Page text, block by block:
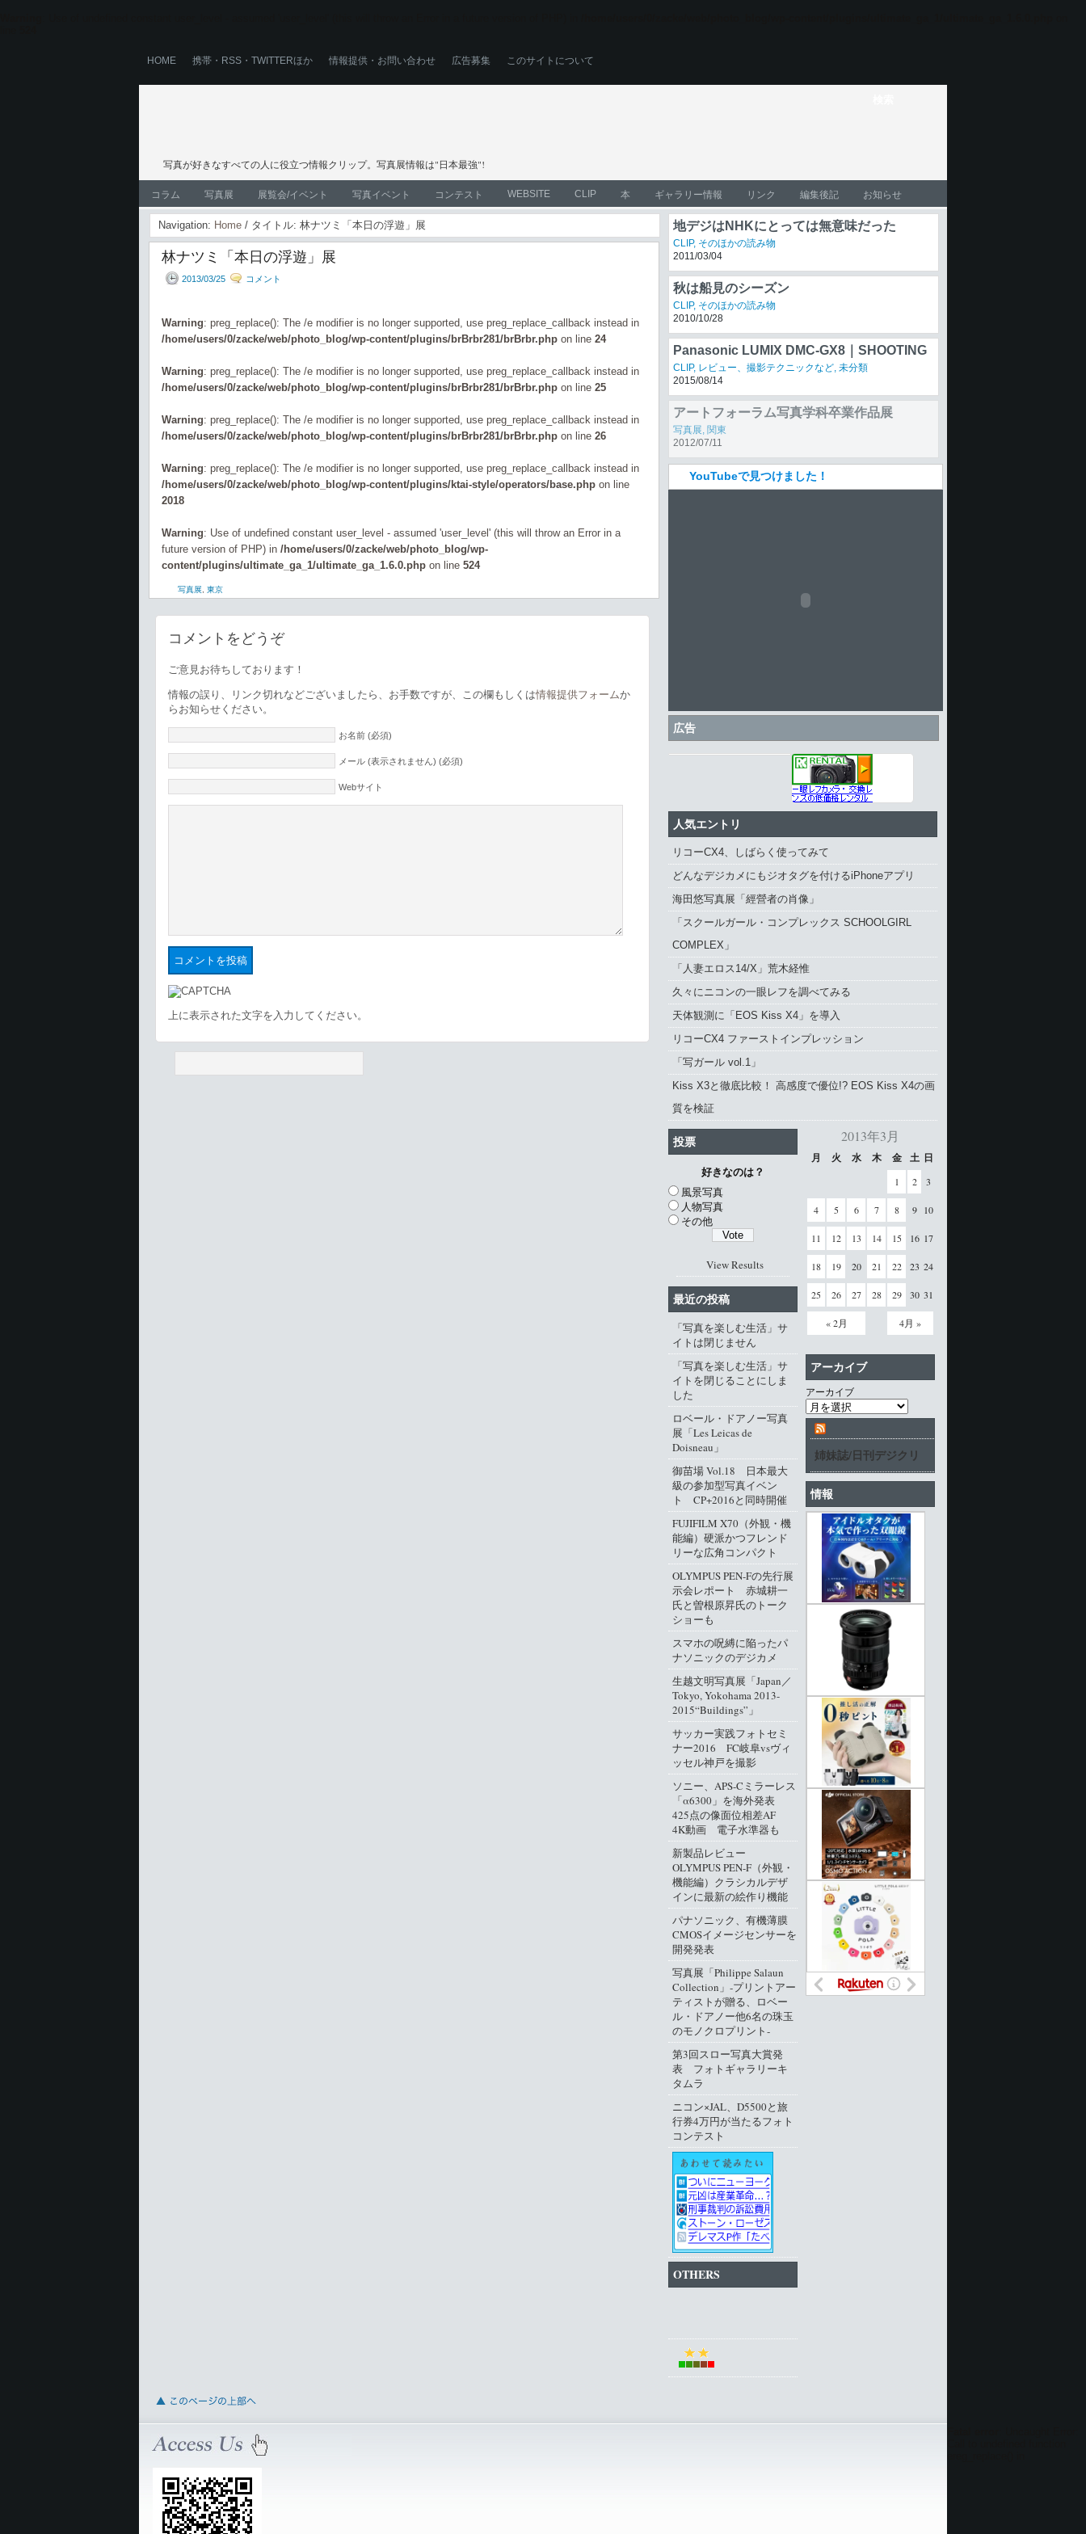
HOME 携帯・RSS・TWITTERほか 情報提供・お問い合わせ 広告募集 このサイトについて
写真が好きなすべての人に役立つ情報クリップ。写真展情報は"日本最強"!
コラム 写真展 展覧会/イベント 写真イベント コンテスト WEBSITE CLIP 本 ギャラリー情報 リンク 編集後記 お知らせ
Navigation: Home / タイトル: 林ナツミ「本日の浮遊」展
林ナツミ「本日の浮遊」展
2013/03/25 コメント
Warning: preg_replace(): The /e modifier is no longer supported, use preg_replace_callback instead in
/home/users/0/zacke/web/photo_blog/wp-content/plugins/brBrbr281/brBrbr.php on line 24
Warning: preg_replace(): The /e modifier is no longer supported, use preg_replace_callback instead in
/home/users/0/zacke/web/photo_blog/wp-content/plugins/brBrbr281/brBrbr.php on line 25
Warning: preg_replace(): The /e modifier is no longer supported, use preg_replace_callback instead in
/home/users/0/zacke/web/photo_blog/wp-content/plugins/brBrbr281/brBrbr.php on line 26
Warning: preg_replace(): The /e modifier is no longer supported, use preg_replace_callback instead in
/home/users/0/zacke/web/photo_blog/wp-content/plugins/ktai-style/operators/base.php on line
2018
Warning: Use of undefined constant user_level - assumed 'user_level' (this will throw an Error in a
future version of PHP) in /home/users/0/zacke/web/photo_blog/wp-
content/plugins/ultimate_ga_1/ultimate_ga_1.6.0.php on line 524
写真展 東京
コメントをどうぞ
ご意見お待ちしております！
情報の誤り、リンク切れなどございましたら、お手数ですが、この欄もしくは情報提供フォームか
らお知らせください。
お名前 (必須)
メール (表示されません) (必須)
Webサイト
上に表示された文字を入力してください。
地デジはNHKにとっては無意味だった
CLIP,そのほかの読み物
2011/03/04
秋は船見のシーズン
CLIP,そのほかの読み物
2010/10/28
Panasonic LUMIX DMC-GX8｜SHOOTING
REPORT 抜きん出た操作性と機動力が、
CLIP,レビュー、撮影テクニックなど
2015/08/14
YouTubeで見つけました！
広告
人気エントリ
リコーCX4、しばらく使ってみて
どんなデジカメにもジオタグを付けるiPhoneアプリ
海田悠写真展「經營者の肖像」
「スクールガール・コンプレックス SCHOOLGIRL
COMPLEX」
「人妻エロス14/X」荒木経惟
久々にニコンの一眼レフを調べてみる
天体観測に「EOS Kiss X4」を導入
リコーCX4 ファーストインプレッション
「写ガール vol.1」
Kiss X3と徹底比較！ 高感度で優位!? EOS Kiss X4の画
質を検証
2013年3月
月 火 水 木 金 土 日
« 2月 4月 »
1 2 3
4 5 6 7 8 9 10
11 12 13 14 15 16 17
18 19 20 21 22 23 24
25 26 27 28 29 30 31
アーカイブ
アーカイブ
姉妹誌/日刊デジクリ
情報
投票
好きなのは？
風景写真
人物写真
その他
View Results
最近の投稿
「写真を楽しむ生活」サ
イトは閉じません
「写真を楽しむ生活」サ
イトを閉じることにしま
した
ロベール・ドアノー写真
展「Les Leicas de
Doisneau」
御苗場 Vol.18 日本最大
級の参加型写真イベン
ト CP+2016と同時開催
FUJIFILM X70（外観・機
能編）硬派かつフレンド
リーな広角コンパクト
OLYMPUS PEN-Fの先行展
示会レポート 赤城耕一
氏と曽根原昇氏のトーク
ショーも
スマホの呪縛に陥ったパ
ナソニックのデジカメ
生越文明写真展「Japan／
Tokyo, Yokohama 2013-
2015“Buildings”」
サッカー実践フォトセミ
ナー2016 FC岐阜vsヴィ
ッセル神戸を撮影
ソニー、APS-Cミラーレス
「α6300」を海外発表
425点の像面位相差AF
4K動画 電子水準器も
新製品レビュー
OLYMPUS PEN-F（外観・
機能編）クラシカルデザ
インに最新の絵作り機能
パナソニック、有機薄膜
CMOSイメージセンサーを
開発発表
写真展「Philippe Salaun
Collection」‐プリントアー
ティストが贈る、ロベー
ル・ドアノー他6名の珠玉
のモノクロプリント‐
第3回スロー写真大賞発
表 フォトギャラリーキ
タムラ
ニコン×JAL、D5500と旅
行券4万円が当たるフォト
コンテスト
OTHERS